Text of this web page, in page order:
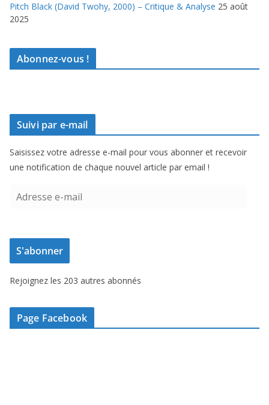
Pitch Black (David Twohy, 2000) – Critique & Analyse 25 août
2025
Abonnez-vous !
Suivi par e-mail
Saisissez votre adresse e-mail pour vous abonner et recevoir
une notification de chaque nouvel article par email !
e
s
e
-
m
S'abonner
Rejoignez les 203 autres abonnés
Page Facebook